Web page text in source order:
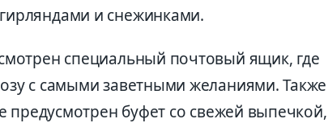
и снежинками.
специальный почтовый ящик, где
с самыми заветными желаниями. Также
предусмотрен буфет со свежей выпечкой,